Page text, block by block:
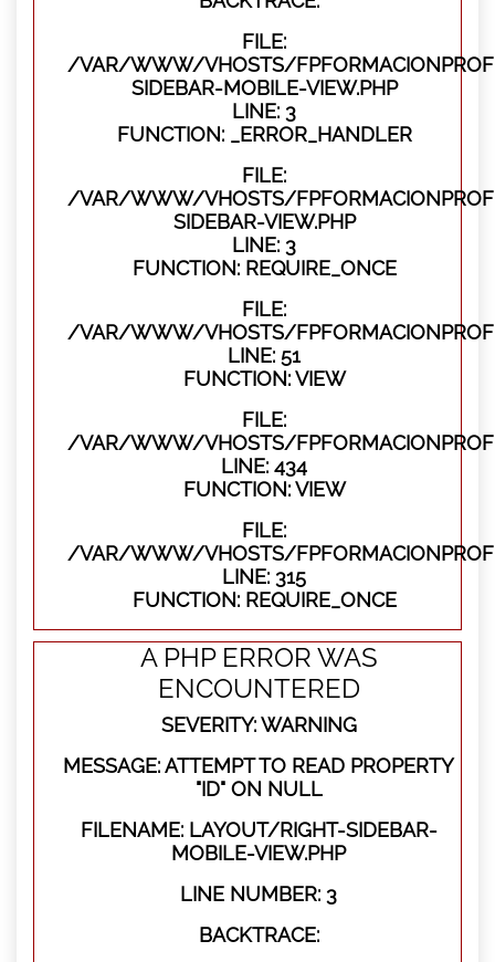
FILE:
/VAR/WWW/VHOSTS/
SIDEBAR-MOBILE-VIEW.PHP
LINE: 3
FUNCTION: _ERROR_HANDLER
FILE:
/VAR/WWW/VHOSTS/
SIDEBAR-VIEW.PHP
LINE: 3
FUNCTION: REQUIRE_ONCE
FILE:
/VAR/WWW/VHOSTS/
LINE: 51
FUNCTION: VIEW
FILE:
/VAR/WWW/VHOSTS/
LINE: 434
FUNCTION: VIEW
FILE:
/VAR/WWW/VHOSTS/
LINE: 315
FUNCTION: REQUIRE_ONCE
A PHP ERROR WAS
ENCOUNTERED
SEVERITY: WARNING
MESSAGE: ATTEMPT TO READ PROPERTY
"ID" ON NULL
FILENAME: LAYOUT/RIGHT-SIDEBAR-
MOBILE-VIEW.PHP
LINE NUMBER: 3
BACKTRACE: